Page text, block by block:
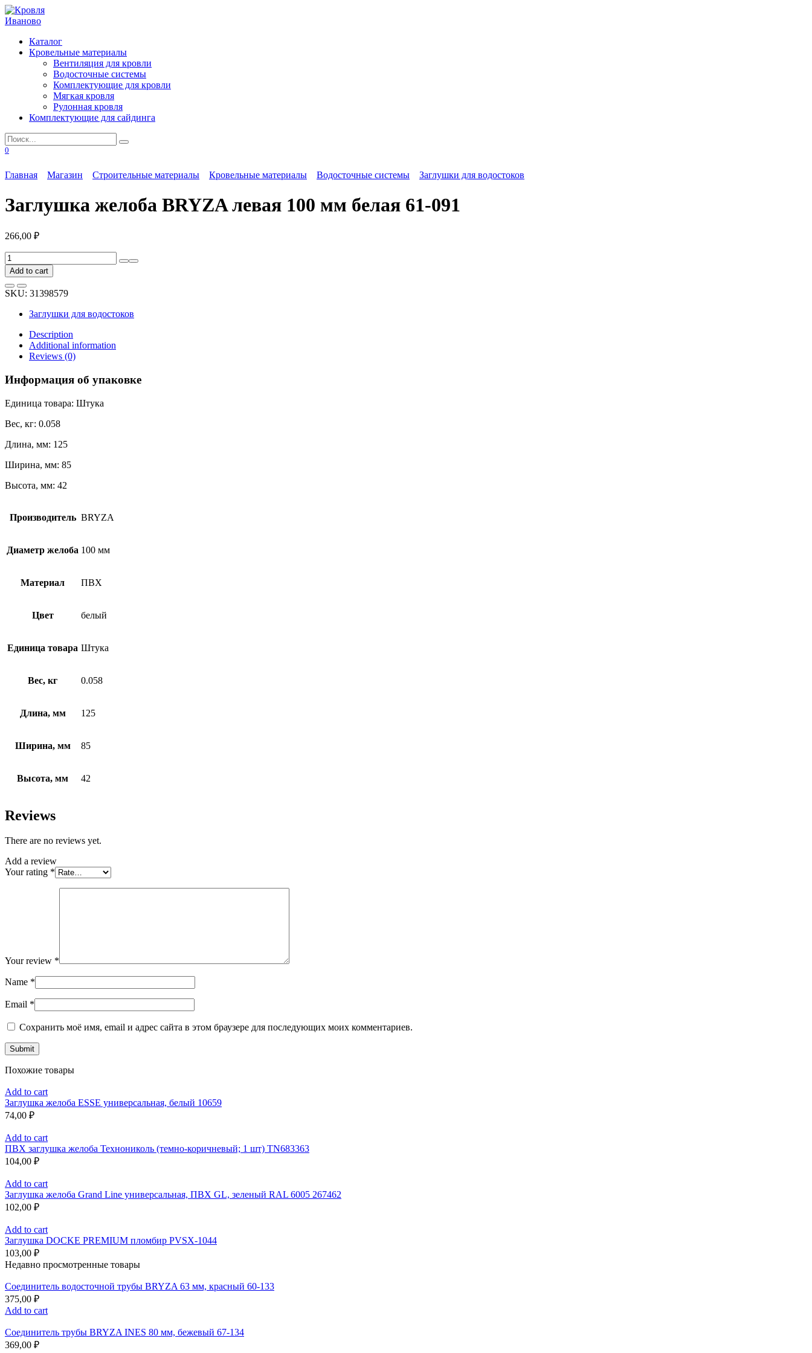
Перейти
к
Каталог
Кровельные материалы
Вентиляция для кровли
Водосточные системы
Комплектующие для кровли
Мягкая кровля
Рулонная кровля
Комплектующие для сайдинга
Search
for:
0
Главная Магазин Строительные материалы Кровельные материалы Водосточные системы Заглушки для водостоков
Заглушка желоба BRYZA левая 100 мм белая 61-091
266,00 ₽
Заглушка
желоба
BRYZA
левая
100
quantity
Add to cart
SKU: 31398579
Заглушки для водостоков
Description
Additional information
Reviews (0)
Информация об упаковке
Единица товара: Штука
Вес, кг: 0.058
Длина, мм: 125
Ширина, мм: 85
Высота, мм: 42
Производитель BRYZA
Диаметр желоба 100 мм
Материал ПВХ
Цвет белый
Единица товара Штука
Вес, кг 0.058
Длина, мм 125
Ширина, мм 85
Высота, мм 42
Reviews
There are no reviews yet.
Add a review
Your rating *
Your review *
Name *
Email *
Сохранить моё имя, email и адрес сайта в этом браузере для последующих моих комментариев.
Похожие товары
Add to cart
Заглушка желоба ESSE универсальная, белый 10659
74,00 ₽
Add to cart
ПВХ заглушка желоба Технониколь (темно-коричневый; 1 шт) TN683363
104,00 ₽
Add to cart
Заглушка желоба Grand Line универсальная, ПВХ GL, зеленый RAL 6005 267462
102,00 ₽
Add to cart
Заглушка DOCKE PREMIUM пломбир PVSX-1044
103,00 ₽
Недавно просмотренные товары
Соединитель водосточной трубы BRYZA 63 мм, краcный 60-133
375,00 ₽
Add to cart
Соединитель трубы BRYZA INES 80 мм, бежевый 67-134
369,00 ₽